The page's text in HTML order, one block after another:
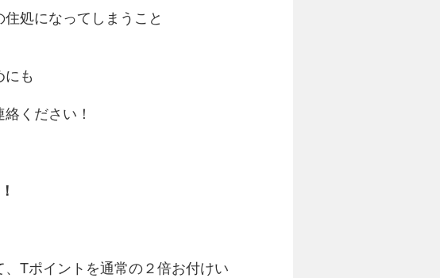
処になってしまうこと
も
ください！
Tポイントを通常の２倍お付けい